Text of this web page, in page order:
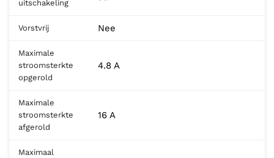
uitschakeling
Vorstvrij Nee
Maximale
stroomsterkte
opgerold
4.8 A
Maximale
stroomsterkte
afgerold
16 A
Maximaal